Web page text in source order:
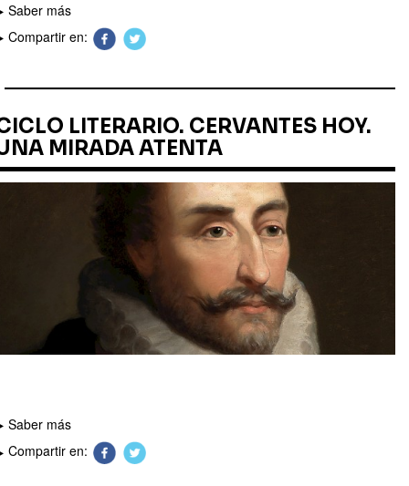
Saber más
Compartir en:
LITERARIO. CERVANTES HOY.
MIRADA ATENTA
Saber más
Compartir en: